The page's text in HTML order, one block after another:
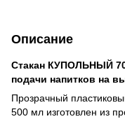
Описание
Стакан КУПОЛЬНЫЙ
подачи напитков на
Прозрачный
500 мл изготовлен из